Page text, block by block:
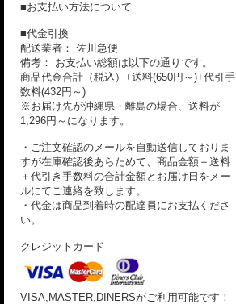
■お支払い方法について
■代金引換
配送業者： 佐川急便
備考： お支払い総額は以下の通りです。
商品代金合計（税込）+送料(650円～)+代引手
数料(432円～)
※お届け先が沖縄県・離島の場合、送料が
1,296円～になります。
・ご注文確認のメールを自動送信しておりま
すが在庫確認後あらためて、商品金額＋送料
＋代引き手数料の合計金額とお届け日をメー
ルにてご連絡を致します。
・代金は商品到着時の配達員にお支払くださ
い。
クレジットカード
VISA,MASTER,DINERSがご利用可能です！